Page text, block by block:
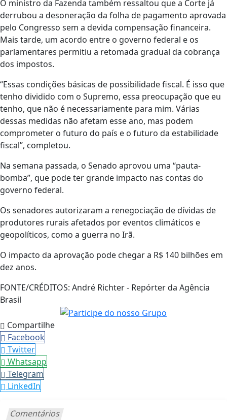
O ministro da Fazenda também ressaltou que a Corte já
derrubou a desoneração da folha de pagamento aprovada
pelo Congresso sem a devida compensação financeira.
Mais tarde, um acordo entre o governo federal e os
parlamentares permitiu a retomada gradual da cobrança
dos impostos.
“Essas condições básicas de possibilidade fiscal. É isso que
tenho dividido com o Supremo, essa preocupação que eu
tenho, que não é necessariamente para mim. Várias
dessas medidas não afetam esse ano, mas podem
comprometer o futuro do país e o futuro da estabilidade
fiscal”, completou.
Na semana passada, o Senado aprovou uma “pauta-
bomba”, que pode ter grande impacto nas contas do
governo federal.
Os senadores autorizaram a renegociação de dívidas de
produtores rurais afetados por eventos climáticos e
geopolíticos, como a guerra no Irã.
O impacto da aprovação pode chegar a R$ 140 bilhões em
dez anos.
FONTE/CRÉDITOS: André Richter - Repórter da Agência
Brasil
Compartilhe
Facebook
Twitter
Whatsapp
Telegram
LinkedIn
Comentários